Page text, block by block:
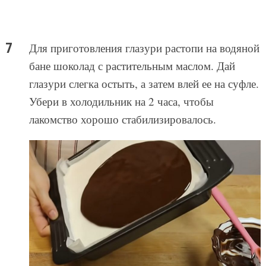
Для приготовления глазури растопи на водяной
бане шоколад с растительным маслом. Дай
глазури слегка остыть, а затем влей ее на суфле.
Убери в холодильник на 2 часа, чтобы
лакомство хорошо стабилизировалось.